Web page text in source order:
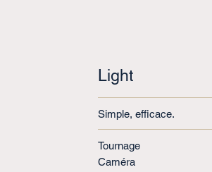
Light
Simple, efficace.
Tournage
Caméra